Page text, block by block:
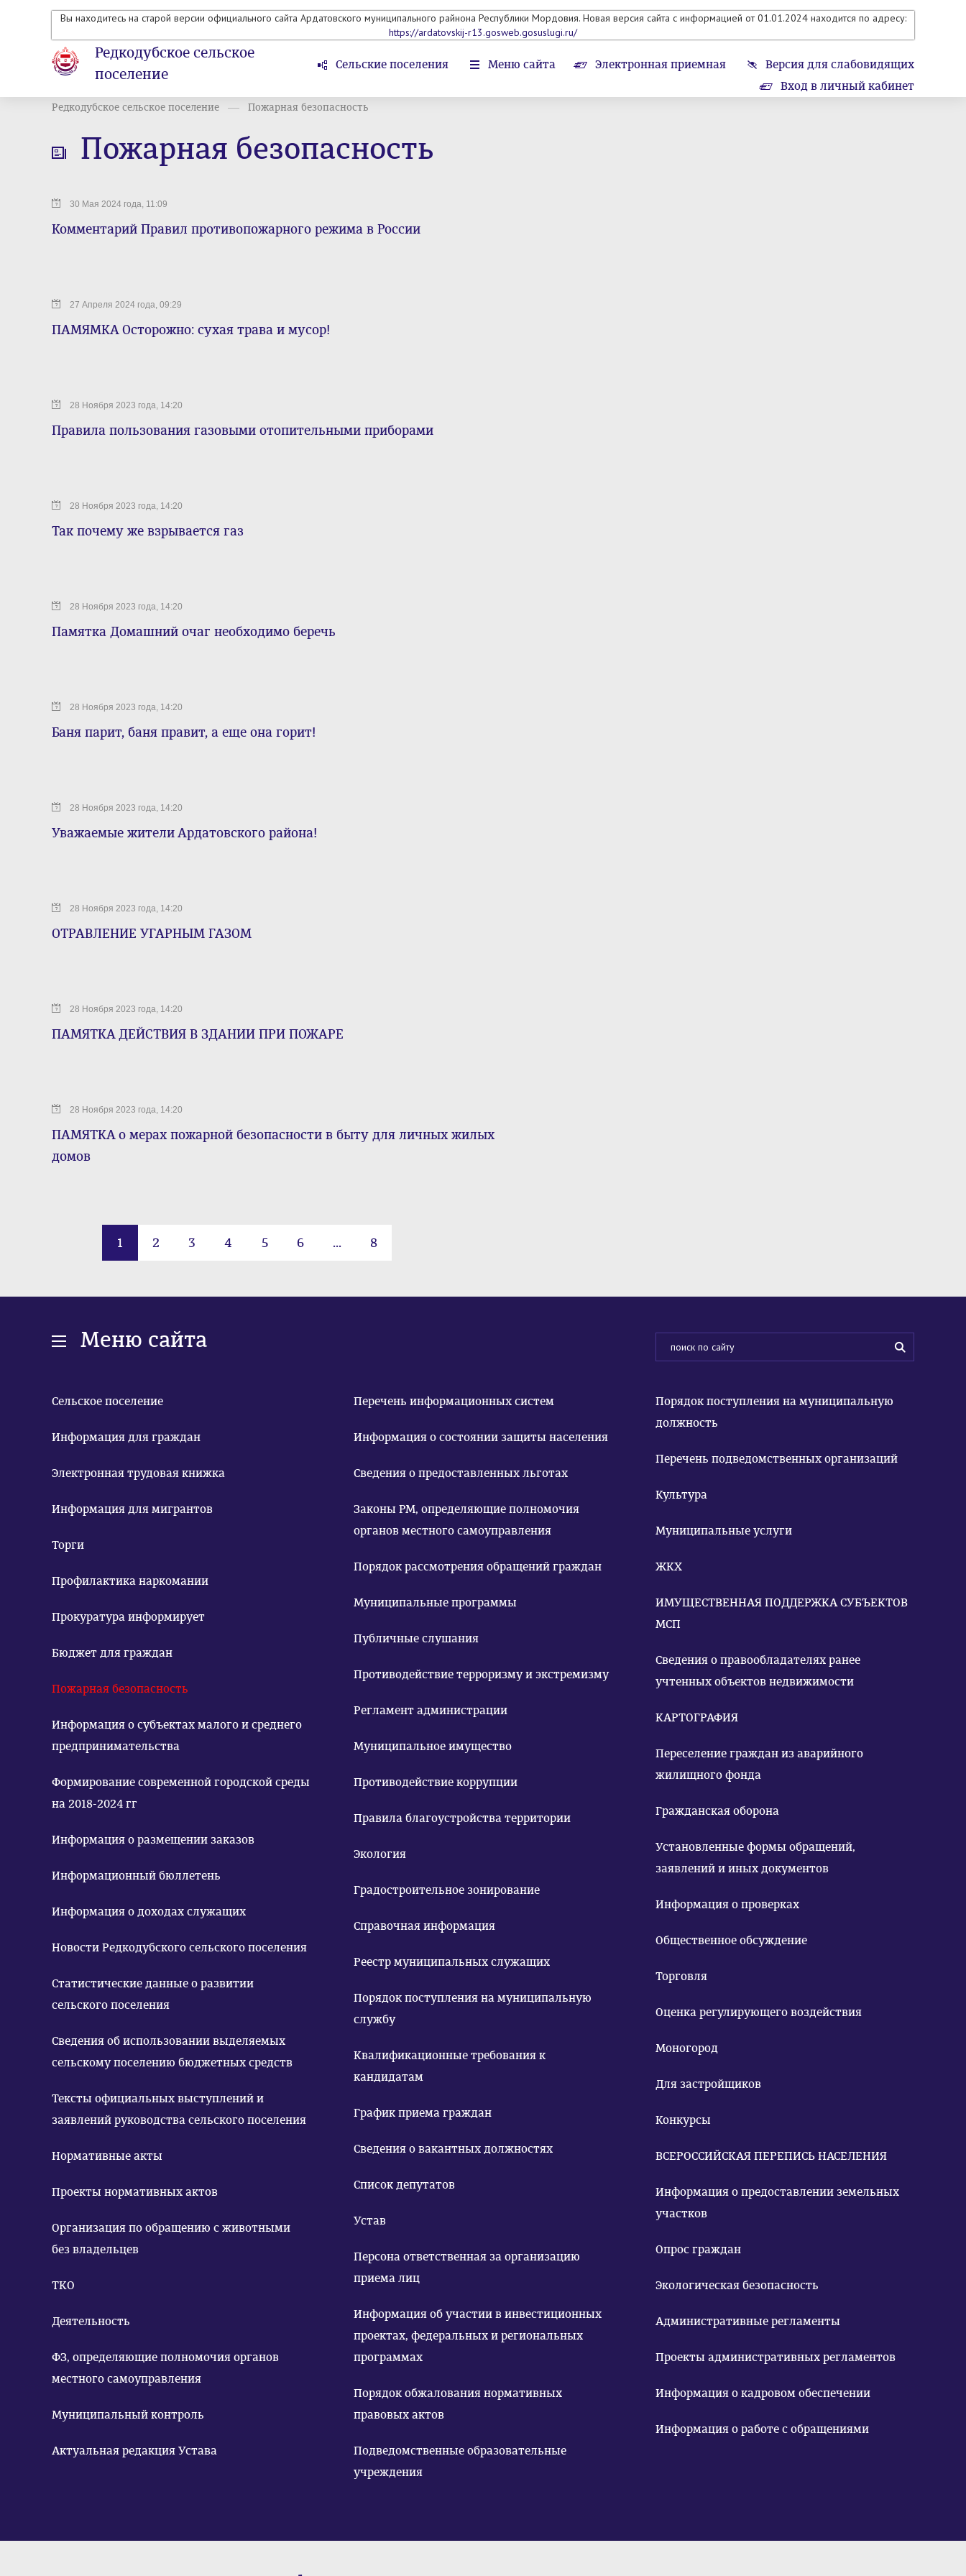
Вы находитесь на старой версии официального сайта Ардатовского муниципального райнона Республики Мордовия. Новая версия сайта с информацией от 01.01.2024 находится по адресу:
https://ardatovskij-r13.gosweb.gosuslugi.ru/
Редкодубское сельское
поселение
Сельские поселения Меню сайта Электронная приемная
Версия для слабовидящих
Вход в личный кабинет
Редкодубское сельское поселение Пожарная безопасность
Пожарная безопасность
30 Мая 2024 года, 11:09
Комментарий Правил противопожарного режима в России
27 Апреля 2024 года, 09:29
ПАМЯМКА Осторожно: сухая трава и мусор!
28 Ноября 2023 года, 14:20
Правила пользования газовыми отопительными приборами
28 Ноября 2023 года, 14:20
Так почему же взрывается газ
28 Ноября 2023 года, 14:20
Памятка Домашний очаг необходимо беречь
28 Ноября 2023 года, 14:20
Баня парит, баня правит, а еще она горит!
28 Ноября 2023 года, 14:20
Уважаемые жители Ардатовского района!
28 Ноября 2023 года, 14:20
ОТРАВЛЕНИЕ УГАРНЫМ ГАЗОМ
28 Ноября 2023 года, 14:20
ПАМЯТКА ДЕЙСТВИЯ В ЗДАНИИ ПРИ ПОЖАРЕ
28 Ноября 2023 года, 14:20
ПАМЯТКА о мерах пожарной безопасности в быту для личных жилых
домов
1 2 3 4 5 6 ... 8
Меню сайта
Сельское поселение
Информация для граждан
Электронная трудовая книжка
Информация для мигрантов
Торги
Профилактика наркомании
Прокуратура информирует
Бюджет для граждан
Пожарная безопасность
Информация о субъектах малого и среднего
предпринимательства
Формирование современной городской среды
на 2018-2024 гг
Информация о размещении заказов
Информационный бюллетень
Информация о доходах служащих
Новости Редкодубского сельского поселения
Статистические данные о развитии
сельского поселения
Сведения об использовании выделяемых
сельскому поселению бюджетных средств
Тексты официальных выступлений и
заявлений руководства сельского поселения
Нормативные акты
Проекты нормативных актов
Организация по обращению с животными
без владельцев
ТКО
Деятельность
ФЗ, определяющие полномочия органов
местного самоуправления
Муниципальный контроль
Актуальная редакция Устава
Перечень информационных систем
Информация о состоянии защиты населения
Сведения о предоставленных льготах
Законы РМ, определяющие полномочия
органов местного самоуправления
Порядок рассмотрения обращений граждан
Муниципальные программы
Публичные слушания
Противодействие терроризму и экстремизму
Регламент администрации
Муниципальное имущество
Противодействие коррупции
Правила благоустройства территории
Экология
Градостроительное зонирование
Справочная информация
Реестр муниципальных служащих
Порядок поступления на муниципальную
службу
Квалификационные требования к
кандидатам
График приема граждан
Сведения о вакантных должностях
Список депутатов
Устав
Персона ответственная за организацию
приема лиц
Информация об участии в инвестиционных
проектах, федеральных и региональных
программах
Порядок обжалования нормативных
правовых актов
Подведомственные образовательные
учреждения
Порядок поступления на муниципальную
должность
Перечень подведомственных организаций
Культура
Муниципальные услуги
ЖКХ
ИМУЩЕСТВЕННАЯ ПОДДЕРЖКА СУБЪЕКТОВ
МСП
Сведения о правообладателях ранее
учтенных объектов недвижимости
КАРТОГРАФИЯ
Переселение граждан из аварийного
жилищного фонда
Гражданская оборона
Установленные формы обращений,
заявлений и иных документов
Информация о проверках
Общественное обсуждение
Торговля
Оценка регулирующего воздействия
Моногород
Для застройщиков
Конкурсы
ВСЕРОССИЙСКАЯ ПЕРЕПИСЬ НАСЕЛЕНИЯ
Информация о предоставлении земельных
участков
Опрос граждан
Экологическая безопасность
Административные регламенты
Проекты административных регламентов
Информация о кадровом обеспечении
Информация о работе с обращениями